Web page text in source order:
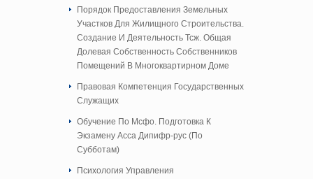
Порядок Предоставления Земельных
Участков Для Жилищного Строительства.
Создание И Деятельность Тсж. Общая
Долевая Собственность Собственников
Помещений В Многоквартирном Доме
Правовая Компетенция Государственных
Служащих
Обучение По Мсфо. Подготовка К
Экзамену Асса Дипифр-рус (По
Субботам)
Психология Управления